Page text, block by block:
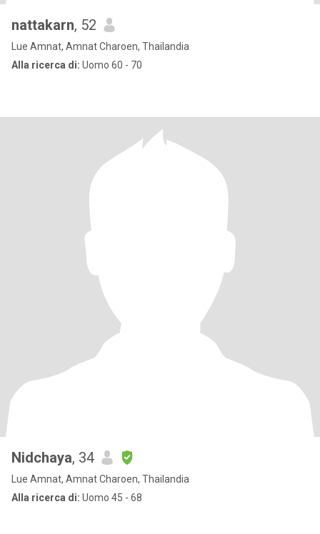
nattakarn, 52
Lue Amnat, Amnat Charoen, Thailandia
Alla ricerca di: Uomo 60 - 70
Nidchaya, 34
Lue Amnat, Amnat Charoen, Thailandia
Alla ricerca di: Uomo 45 - 68